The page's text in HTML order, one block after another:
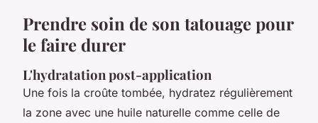
Prendre soin de son tatouage pour
le faire durer
L'hydratation post-application
Une fois la croûte tombée, hydratez régulièrement
la zone avec une huile naturelle comme celle de